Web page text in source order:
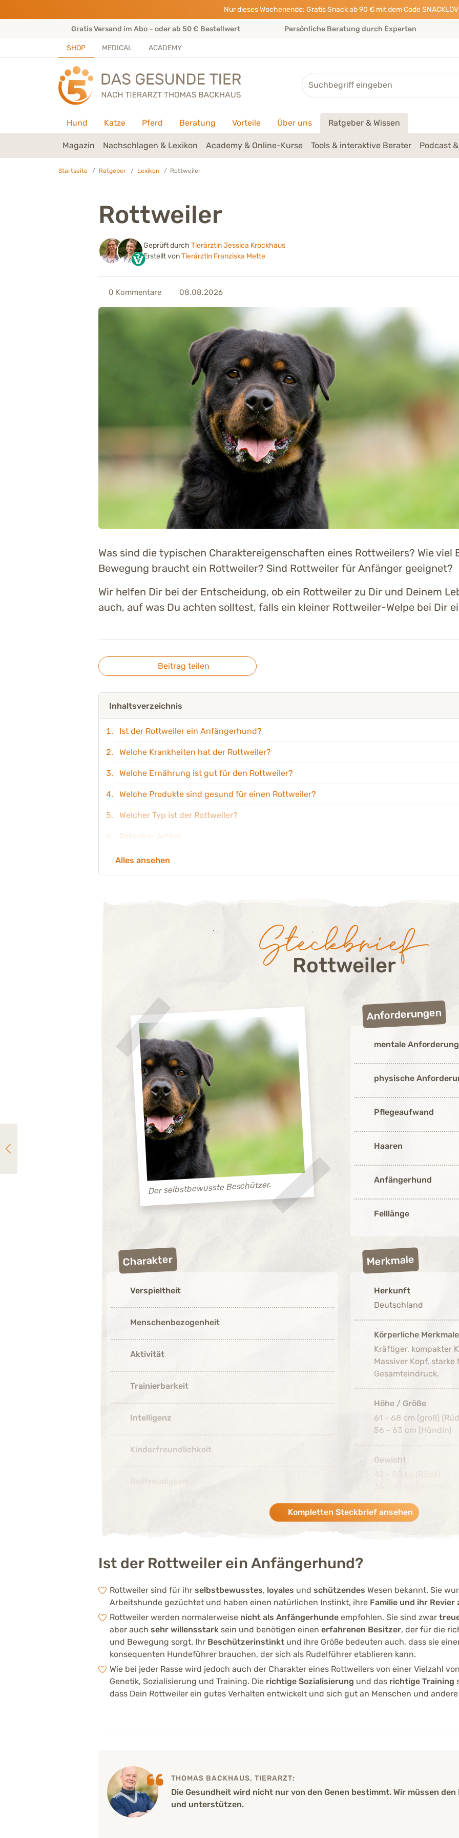
Nur dieses Wochenende: Gratis Snack ab 90 € mit dem Code
Gratis Versand im Abo – oder ab 50 € Bestellwert Persönliche Beratung durch Experten
SHOP MEDICAL ACADEMY
Suche
Hund Katze Pferd Beratung Vorteile Über uns Ratgeber & Wissen
Magazin Nachschlagen & Lexikon Academy & Online-Kurse Tools & interaktive Berater Podcast
Startseite Ratgeber Lexikon Rottweiler
Rottweiler
Geprüft durch Tierärztin Jessica Krockhaus
Erstellt vonTierärztin Franziska Mette
0 Kommentare 08.08.2026
Was sind die typischen Charaktereigenschaften eines Rottweilers? Wie viel
Bewegung braucht ein Rottweiler? Sind Rottweiler für Anfänger geeignet?
Wir helfen Dir bei der Entscheidung, ob ein Rottweiler zu Dir und Deinem
auch, auf was Du achten solltest, falls ein kleiner Rottweiler-Welpe bei Dir
Beitrag teilen
Inhaltsverzeichnis
Ist der Rottweiler ein Anfängerhund?
Welche Krankheiten hat der Rottweiler?
Welche Ernährung ist gut für den Rottweiler?
Welche Produkte sind gesund für einen Rottweiler?
Welcher Typ ist der Rottweiler?
Ratgeber Artikel
Welche Namen passen gut zu einem Rottweiler?
Alles ansehen
Rottweiler
Der selbstbewusste Beschützer.
Anforderungen
mentale Anforderung
physische
Pflegeaufwand
Haaren
Anfängerhund
Felllänge
Charakter
Verspieltheit
Menschenbezogenheit
Aktivität
Trainierbarkeit
Intelligenz
Kinderfreundlichkeit
Merkmale
Herkunft
Deutschland
Körperliche Merkmale
Kräftiger, kompakter
Massiver Kopf,
Gesamteindruck.
Höhe / Größe
61 - 68 cm (groß)
56 - 63 cm (Hündin)
Gewicht
42 - 50 kg (Rüde)
Fellfarben
Herzerkrankungen
auftreten. Eine
Haltung gelten als
Lebenserwartung
Richtpreis (Züchter)
Kompletten Steckbrief ansehen
Ist der Rottweiler ein Anfängerhund?
Rottweiler sind für ihr selbstbewusstes, loyales und schützendes Wesen bekannt. Sie
Arbeitshunde gezüchtet und haben einen natürlichen Instinkt, ihre Familie und ihr Revier
Rottweiler werden normalerweise nicht als Anfängerhunde empfohlen. Sie sind zwar
aber auch sehr willensstark sein und benötigen einen erfahrenen Besitzer, der für die
und Bewegung sorgt. Ihr Beschützerinstinkt und ihre Größe bedeuten auch, dass sie
konsequenten Hundeführer brauchen, der sich als Rudelführer etablieren kann.
Wie bei jeder Rasse wird jedoch auch der Charakter eines Rottweilers von einer Vielzahl
Genetik, Sozialisierung und Training. Die richtige Sozialisierung und das richtige Training
dass Dein Rottweiler ein gutes Verhalten entwickelt und sich gut an Menschen und
THOMAS BACKHAUS, TIERARZT:
Die Gesundheit wird nicht nur von den Genen bestimmt. Wir müssen
und unterstützen.